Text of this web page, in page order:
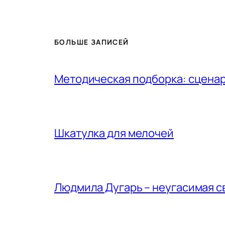
БОЛЬШЕ ЗАПИСЕЙ
Методическая подборка:
Шкатулка для мелочей
Людмила Дугарь – неугасимая